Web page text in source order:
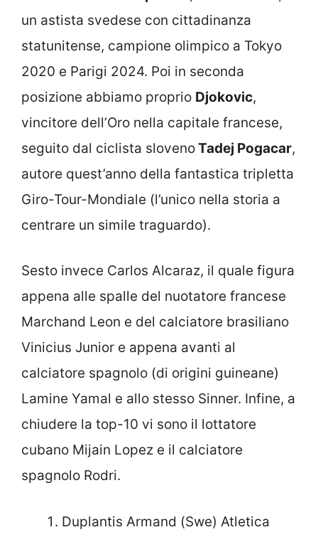
un astista svedese con cittadinanza
statunitense, campione olimpico a Tokyo
2020 e Parigi 2024. Poi in seconda
posizione abbiamo proprio Djokovic,
vincitore dell’Oro nella capitale francese,
seguito dal ciclista slovenoTadej Pogacar,
autore quest’anno della fantastica tripletta
Giro-Tour-Mondiale (l’unico nella storia a
centrare un simile traguardo).
Sesto invece Carlos Alcaraz, il quale figura
appena alle spalle del nuotatore francese
Marchand Leon e del calciatore brasiliano
Vinicius Junior e appena avanti al
calciatore spagnolo (di origini guineane)
Lamine Yamal e allo stesso Sinner. Infine, a
chiudere la top-10 vi sono il lottatore
cubano Mijain Lopez e il calciatore
spagnolo Rodri.
Duplantis Armand (Swe) Atletica